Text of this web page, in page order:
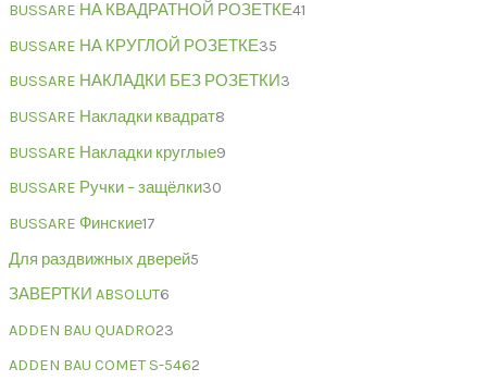
BUSSARE НА КВАДРАТНОЙ РОЗЕТКЕ41
BUSSARE НА КРУГЛОЙ РОЗЕТКЕ35
BUSSARE НАКЛАДКИ БЕЗ РОЗЕТКИ3
BUSSARE Накладки квадрат8
BUSSARE Накладки круглые9
BUSSARE Ручки – защёлки30
BUSSARE Финские17
Для раздвижных дверей5
ЗАВЕРТКИ ABSOLUT6
ADDEN BAU QUADRO23
ADDEN BAU COMET S-5462